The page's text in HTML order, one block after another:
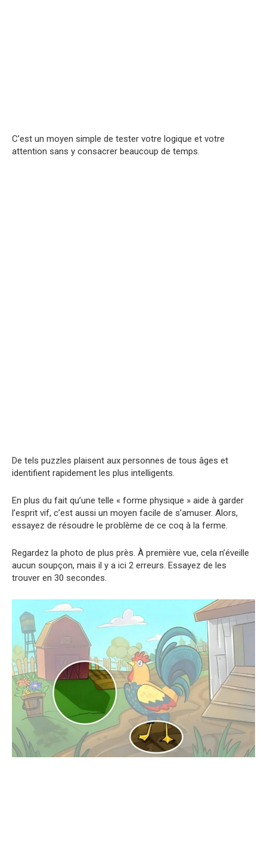
C’est un moyen simple de tester votre logique et votre
attention sans y consacrer beaucoup de temps.
De tels puzzles plaisent aux personnes de tous âges et
identifient rapidement les plus intelligents.
En plus du fait qu’une telle « forme physique » aide à garder
l’esprit vif, c’est aussi un moyen facile de s’amuser. Alors,
essayez de résoudre le problème de ce coq à la ferme.
Regardez la photo de plus près. À première vue, cela n’éveille
aucun soupçon, mais il y a ici 2 erreurs. Essayez de les
trouver en 30 secondes.